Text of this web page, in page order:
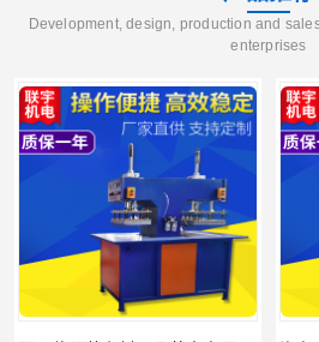
Development, design, production and
enterprises